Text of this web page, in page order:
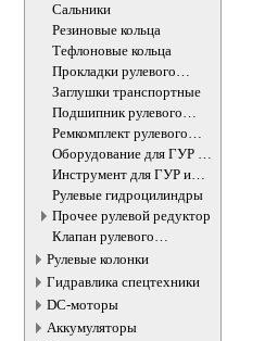
Сальники
Резиновые кольца
Тефлоновые кольца
Прокладки рулевого
редуктора
Заглушки транспортные
Подшипник рулевого
агрегата
Ремкомплект рулевого
редуктора
Оборудование для ГУР и
ЭУР
Инструмент для ГУР и
ЭУР
Рулевые гидроцилиндры
Прочее рулевой редуктор
Клапан рулевого
гидроцилиндра
Рулевые колонки
Гидравлика спецтехники
DC-моторы
Аккумуляторы